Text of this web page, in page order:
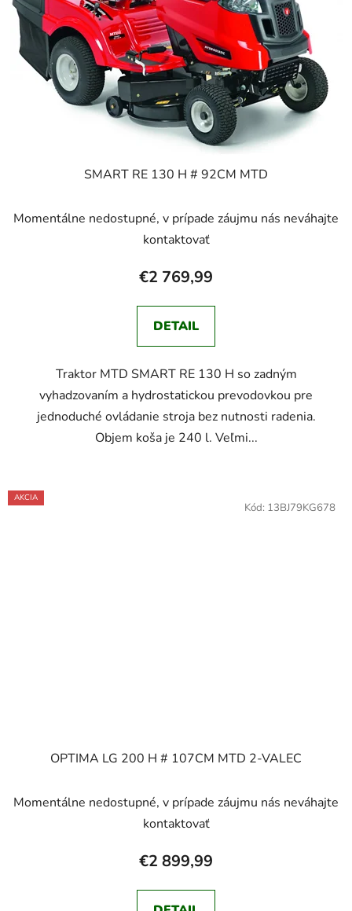
SMART RE 130 H # 92CM MTD
Momentálne nedostupné, v prípade záujmu nás neváhajte
kontaktovať
€2 769,99
DETAIL
Traktor MTD SMART RE 130 H so zadným
vyhadzovaním a hydrostatickou prevodovkou pre
jednoduché ovládanie stroja bez nutnosti radenia.
Objem koša je 240 l. Veľmi...
AKCIA
OPTIMA LG 200 H # 107CM MTD 2-VALEC
Momentálne nedostupné, v prípade záujmu nás neváhajte
kontaktovať
€2 899,99
Kód: 13BJ79KG678